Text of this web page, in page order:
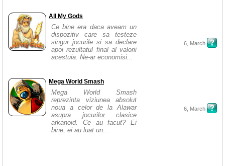
All My Gods
Ce bine era daca aveam un
dispozitiv care sa testeze
singur jocurile si sa declare
apoi rezultatul final al valorii
acestuia. Ne-ar economisi...
6, March
Mega World Smash
Mega World Smash
reprezinta viziunea absolut
noua a celor de la Alawar
asupra jocurilor clasice
arkanoid. Ce au facut? Ei
bine, ei au luat un...
6, March